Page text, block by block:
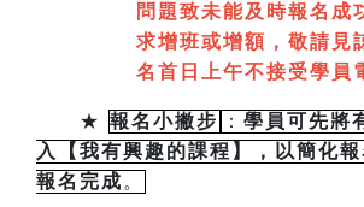
問題致未能及時報名成
求增班或增額，敬請見
名首日上午不接受學員
★ 報名小撇步 ： 學員可先將
入【我有興趣的課程】，以簡化
報名完成 。